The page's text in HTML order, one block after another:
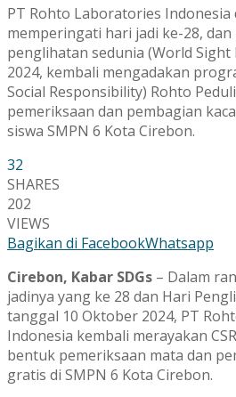
PT Rohto Laboratories Indonesia
memperingati hari jadi ke-28,
penglihatan sedunia (World Sight
2024, kembali mengadakan
Social Responsibility) Rohto
pemeriksaan dan pembagian
siswa SMPN 6 Kota Cirebon.
32
SHARES
202
VIEWS
Bagikan di FacebookWhatsapp
Cirebon, Kabar SDGs – Dalam
jadinya yang ke 28 dan Hari
tanggal 10 Oktober 2024, PT
Indonesia kembali merayakan
bentuk pemeriksaan mata dan
gratis di SMPN 6 Kota Cirebon.